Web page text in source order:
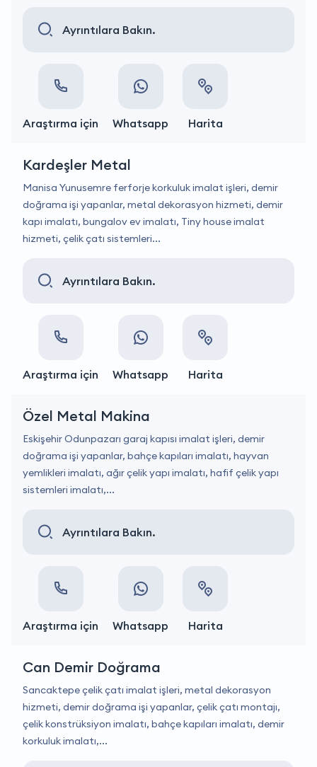
Ayrıntılara Bakın.
Araştırma için Whatsapp Harita
Kardeşler Metal
Manisa Yunusemre ferforje korkuluk imalat işleri, demir
doğrama işi yapanlar, metal dekorasyon hizmeti, demir
kapı imalatı, bungalov ev imalatı, Tiny house imalat
hizmeti, çelik çatı sistemleri...
Ayrıntılara Bakın.
Araştırma için Whatsapp Harita
Özel Metal Makina
Eskişehir Odunpazarı garaj kapısı imalat işleri, demir
doğrama işi yapanlar, bahçe kapıları imalatı, hayvan
yemlikleri imalatı, ağır çelik yapı imalatı, hafif çelik yapı
sistemleri imalatı,...
Ayrıntılara Bakın.
Araştırma için Whatsapp Harita
Can Demir Doğrama
Sancaktepe çelik çatı imalat işleri, metal dekorasyon
hizmeti, demir doğrama işi yapanlar, çelik çatı montajı,
çelik konstrüksiyon imalatı, bahçe kapıları imalatı, demir
korkuluk imalatı,...